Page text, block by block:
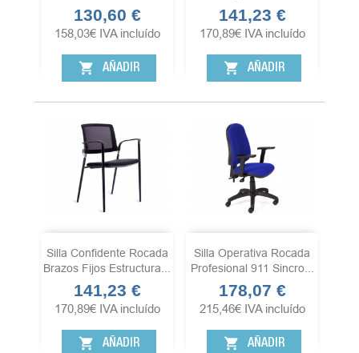
Precio
130,60 €
158,03€ IVA incluído
shopping_cart AÑADIR
Precio
141,23 €
170,89€ IVA incluído
shopping_cart AÑADIR
Silla Confidente Rocada
Brazos Fijos Estructura...
Precio
141,23 €
170,89€ IVA incluído
shopping_cart AÑADIR
Silla Operativa Rocada
Profesional 911 Sincro...
Precio
178,07 €
215,46€ IVA incluído
shopping_cart AÑADIR